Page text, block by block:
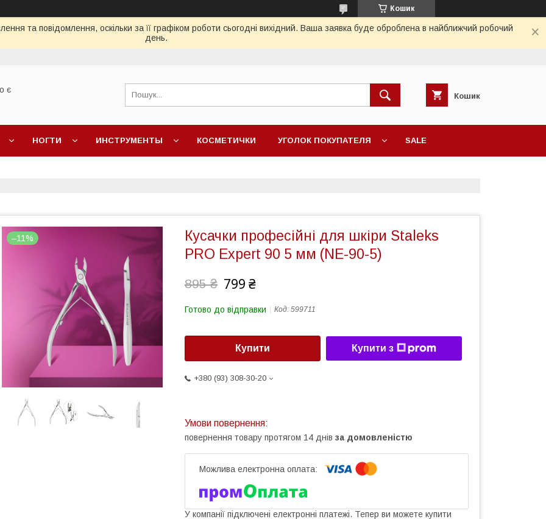
Кошик
та повідомлення, оскільки за її графіком роботи сьогодні вихідний. Ваша заявка буде оброблена в найближчий робочий
день.
є
Кошик
НОГТИ ИНСТРУМЕНТЫ КОСМЕТИЧКИ УГОЛОК ПОКУПАТЕЛЯ SALE
–11%
Кусачки професійні для шкіри Staleks
PRO Expert 90 5 мм (NE-90-5)
895 ₴ 799 ₴
Готово до відправки Код: 599711
Купити Купити з
+380 (93) 308-30-20
повернення товару протягом 14 днів за домовленістю
У компанії підключені електронні платежі. Тепер ви можете купити